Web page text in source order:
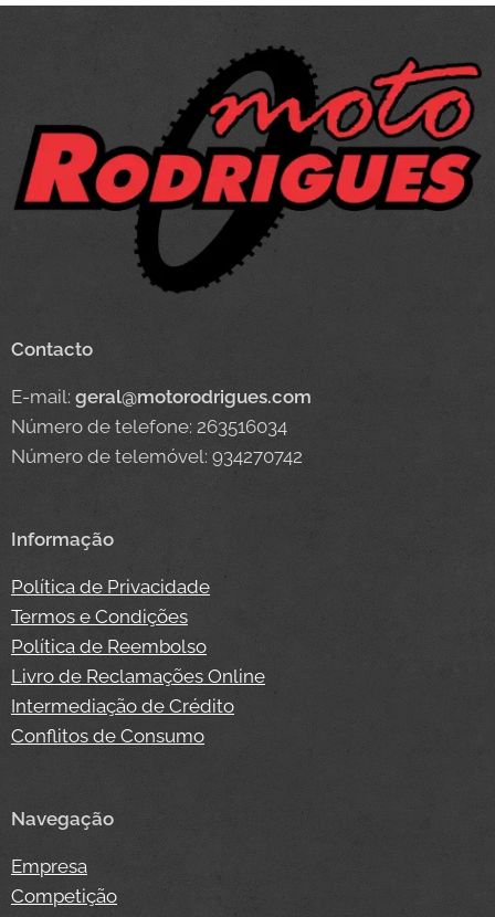
Contacto
E-mail: geral@motorodrigues.com
Número de telefone: 263516034
Número de telemóvel: 934270742
Informação
Política de Privacidade
Termos e Condições
Política de Reembolso
Livro de Reclamações Online
Intermediação de Crédito
Conflitos de Consumo
Navegação
Empresa
Competição